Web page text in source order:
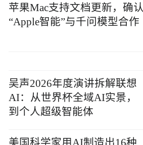
苹果Mac支持文档更新，确认
“Apple智能”与千问模型合作
吴声2026年度演讲拆解联想
AI：从世界杯全域AI实景，
到个人超级智能体
美国科学家用AI制造出16种